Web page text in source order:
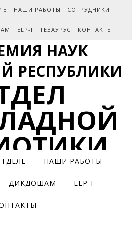
НАШИ РАБОТЫ СОТРУДНИКИ
ELP-I ТЕЗАУРУС КОНТАКТЫ
НАУК
РЕСПУБЛИКИ
НАШИ РАБОТЫ
ДИКДОШАМ ELP-I